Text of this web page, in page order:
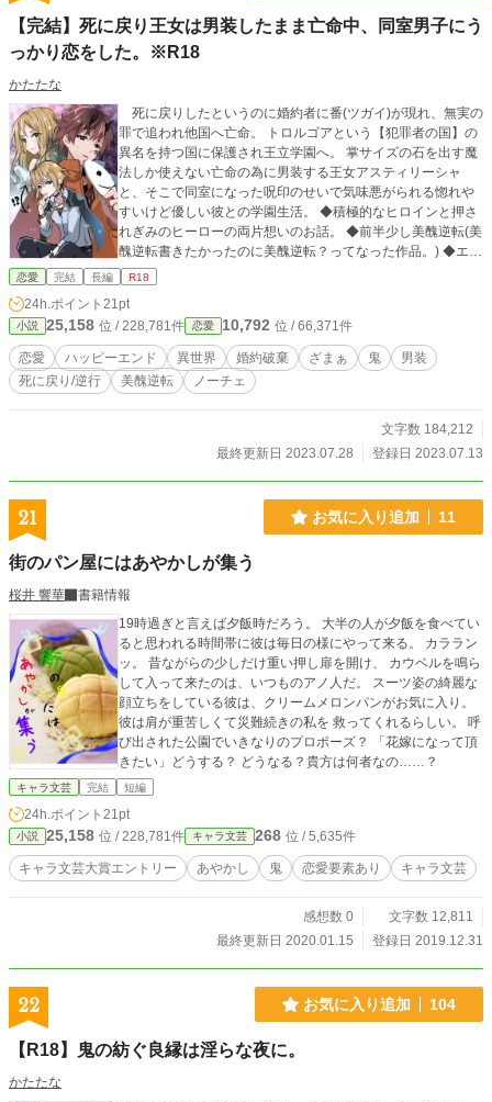
雪と共に骨董市で宣伝活動をするが、そこで香雪、鈴振、海
石榴の衝撃的な過去を知ることになるーー。 初めての環境と
作品です
【完結】死に戻り王女は男装したまま亡命中、同室男子にう
っかり恋をした。※R18
かたたな
死に戻りしたというのに婚約者に番(ツガイ)が現れ、無実の
罪で追われ他国へ亡命。 トロルゴアという【犯罪者の国】の
異名を持つ国に保護され王立学園へ。 掌サイズの石を出す魔
法しか使えない亡命の為に男装する王女アスティリーシャ
と、そこで同室になった呪印のせいで気味悪がられる惚れや
すいけど優しい彼との学園生活。 ◆積極的なヒロインと押さ
れぎみのヒーローの両片想いのお話。 ◆前半少し美醜逆転(美
醜逆転書きたかったのに美醜逆転？ってなった作品。) ◆エロ
恋愛 完結 長編 R18
24h.ポイント 21pt
小説 25,158 位 / 228,781件 恋愛 10,792 位 / 66,371件
恋愛 ハッピーエンド 異世界 婚約破棄 ざまぁ 鬼
男装
死に戻り/逆行
美醜逆転 ノーチェ
文字数 184,212
最終更新日 2023.07.28
登録日 2023.07.13
21 お気に入り追加 11
街のパン屋にはあやかしが集う
桜井 響華
書籍情報
19時過ぎと言えば夕飯時だろう。 大半の人が夕飯を食べてい
ると思われる時間帯に彼は毎日の様にやって来る。 カララン
ッ。 昔ながらの少しだけ重い押し扉を開け、 カウベルを鳴ら
して入って来たのは、いつものアノ人だ。 スーツ姿の綺麗な
顔立ちをしている彼は、クリームメロンパンがお気に入り。
彼は肩が重苦しくて災難続きの私を 救ってくれるらしい。 呼
び出された公園でいきなりのプロポーズ？ 「花嫁になって頂
きたい」どうする？ どうなる？貴方は何者なの……？
キャラ文芸 完結 短編
24h.ポイント 21pt
小説 25,158 位 / 228,781件 キャラ文芸 268 位 / 5,635件
キャラ文芸大賞エントリー あやかし 鬼 恋愛要素あり キャラ文芸
感想数 0
文字数 12,811
最終更新日 2020.01.15
登録日 2019.12.31
22 お気に入り追加 104
【R18】鬼の紡ぐ良縁は淫らな夜に。
かたたな